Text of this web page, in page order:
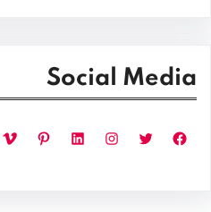
Social Media
فيسبوك تويتر إنستجرام لينكد إن بينتريست فيميو